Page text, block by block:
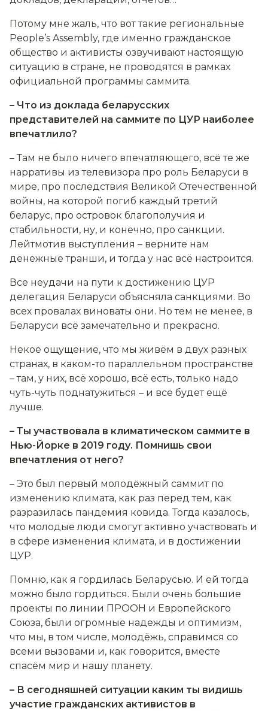
Потому мне жаль, что вот такие региональные
People’s Assembly, где именно гражданское
общество и активисты озвучивают настоящую
ситуацию в стране, не проводятся в рамках
официальной программы саммита.
– Что из доклада беларусских
представителей на саммите по ЦУР наиболее
впечатлило?
– Там не было ничего впечатляющего, всё те же
нарративы из телевизора про роль Беларуси в
мире, про последствия Великой Отечественной
войны, на которой погиб каждый третий
беларус, про островок благополучия и
стабильности, ну, и конечно, про санкции.
Лейтмотив выступления – верните нам
денежные транши, и тогда у нас всё настроится.
Все неудачи на пути к достижению ЦУР
делегация Беларуси объясняла санкциями. Во
всех провалах виноваты они. Но тем не менее, в
Беларуси всё замечательно и прекрасно.
Некое ощущение, что мы живём в двух разных
странах, в каком-то параллельном пространстве
– там, у них, всё хорошо, всё есть, только надо
чуть-чуть поднатужиться – и всё будет ещё
лучше.
– Ты участвовала в климатическом саммите в
Нью-Йорке в 2019 году. Помнишь свои
впечатления от него?
– Это был первый молодёжный саммит по
изменению климата, как раз перед тем, как
разразилась пандемия ковида. Тогда казалось,
что молодые люди смогут активно участвовать и
в сфере изменения климата, и в достижении
ЦУР.
Помню, как я гордилась Беларусью. И ей тогда
можно было гордиться. Были очень большие
проекты по линии ПРООН и Европейского
Союза, были огромные надежды и оптимизм,
что мы, в том числе, молодёжь, справимся со
всеми вызовами и, как говорится, вместе
спасём мир и нашу планету.
– В сегодняшней ситуации каким ты видишь
участие гражданских активистов в